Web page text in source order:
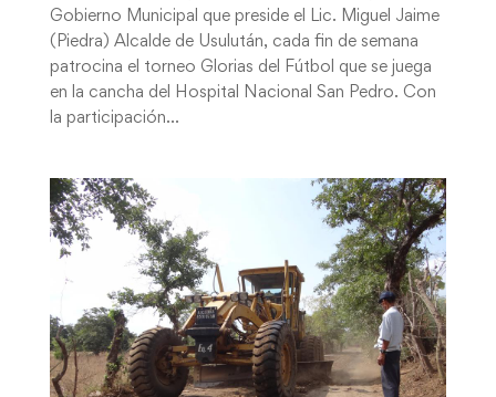
Gobierno Municipal que preside el Lic. Miguel Jaime
(Piedra) Alcalde de Usulután, cada fin de semana
patrocina el torneo Glorias del Fútbol que se juega
en la cancha del Hospital Nacional San Pedro. Con
la participación...